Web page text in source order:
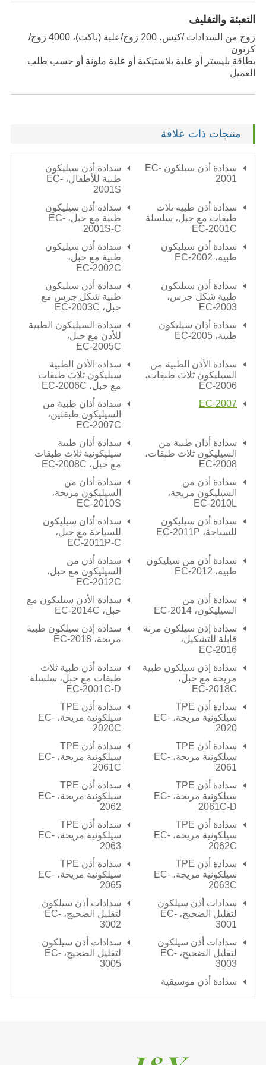
التعبئة والتغليف
زوج من السدادات /كيس، 200 زوج/علبة (باكت)، 4000 زوج/
كرتون
بطاقة بليستر أو علبة بلاستيكية أو علبة ملونة أو حسب طلب
العميل
منتجات ذات علاقة
سدادة أذن سيلكون EC-
2001
سدادة أذن سيليكون
طبية للأطفال، EC-
2001S
سدادة أذن طبية ثلاث
طبقات مع حبل، سلسلة
EC-2001C
سدادة أذن سيليكون
طبية مع حبل، EC-
2001S-C
سدادة أذن سيليكون
طبية، EC-2002
سدادة أذن سيليكون
طبية مع حبل،
EC-2002C
سدادة أذن سيليكون
طبية شكل جرس،
EC-2003
سدادة أذن سيليكون
طبية شكل جرس مع
حبل، EC-2003C
سدادة أذان سيليكون
طبية، EC-2005
سدادة السيليكون الطبية
للأذن مع حبل،
EC-2005C
سدادة الأذن الطبية من
السيليكون ثلاث طبقات،
EC-2006
سدادة الأذن الطبية
سيليكون ثلاث طبقات
مع حبل، EC-2006C
EC-2007
سدادة أذان طبية من
السيليكون طبقتين،
EC-2007C
سدادة أذان طبية من
السيليكون ثلاث طبقات،
EC-2008
سدادة أذان طبية
سيليكونية ثلاث طبقات
مع حبل، EC-2008C
سدادة أذن من
السيليكون مريحة،
EC-2010L
سدادة أذان من
السيليكون مريحة،
EC-2010S
سدادة أذن سيليكون
للسباحة، EC-2011P
سدادة أذان سيليكون
للسباحة مع حبل،
EC-2011P-C
سدادة أذن من سيليكون
طبية، EC-2012
سدادة أذن من
السيليكون مع حبل،
EC-2012C
سدادة أذن من
السيليكون، EC-2014
سدادة الأذن سيليكون مع
حبل، EC-2014C
سدادة إذن سيلكون مرنة
قابلة للتشكيل،
EC-2016
سدادة إذن سيلكون طبية
مريحة، EC-2018
سدادة إذن سيلكون طبية
مريحة مع حبل،
EC-2018C
سدادة أذن طبية ثلاث
طبقات مع حبل، سلسلة
EC-2001C-D
سدادة أذن TPE
سيلكونية مريحة، EC-
2020
سدادة أذن TPE
سيلكونية مريحة، EC-
2020C
سدادة أذن TPE
سيلكونية مريحة، EC-
2061
سدادة أذن TPE
سيلكونية مريحة، EC-
2061C
سدادة أذن TPE
سيلكونية مريحة، EC-
2061C-D
سدادة أذن TPE
سيلكونية مريحة، EC-
2062
سدادة أذن TPE
سيلكونية مريحة، EC-
2062C
سدادة أذن TPE
سيلكونية مريحة، EC-
2063
سدادة أذن TPE
سيلكونية مريحة، EC-
2063C
سدادة أذن TPE
سيلكونية مريحة، EC-
2065
سدادات أذن سيلكون
لتقليل الضجيج، EC-
3001
سدادات أذن سيلكون
لتقليل الضجيج، EC-
3002
سدادات أذن سيلكون
لتقليل الضجيج، EC-
3003
سدادات أذن سيلكون
لتقليل الضجيج، EC-
3005
سدادة أذن موسيقية